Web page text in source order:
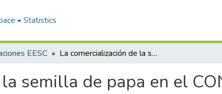
Statistics
EESC La comercialización de la semilla de papa en el CONPAPA
semilla de papa en el